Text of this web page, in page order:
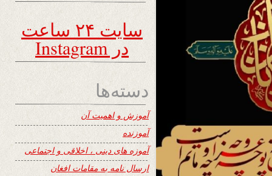
سایت ۲۴ ساعت
در Instagram
دسته‌ها
آموزش و اهمیت آن
آموزنده
آموزه های دینی ، اخلاقی و اجتماعی
ارسال نامه به مقامات افغان